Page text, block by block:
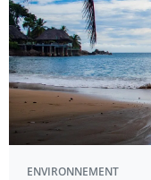
ENVIRONNEMENT